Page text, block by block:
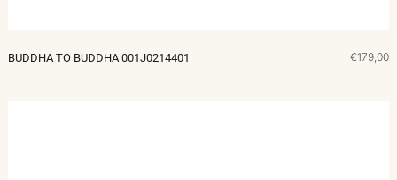
BUDDHA TO BUDDHA 001J0214401 €179,00